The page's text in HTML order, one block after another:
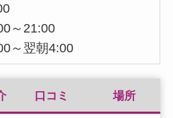
～21:00
～翌朝4:00
口コミ 場所